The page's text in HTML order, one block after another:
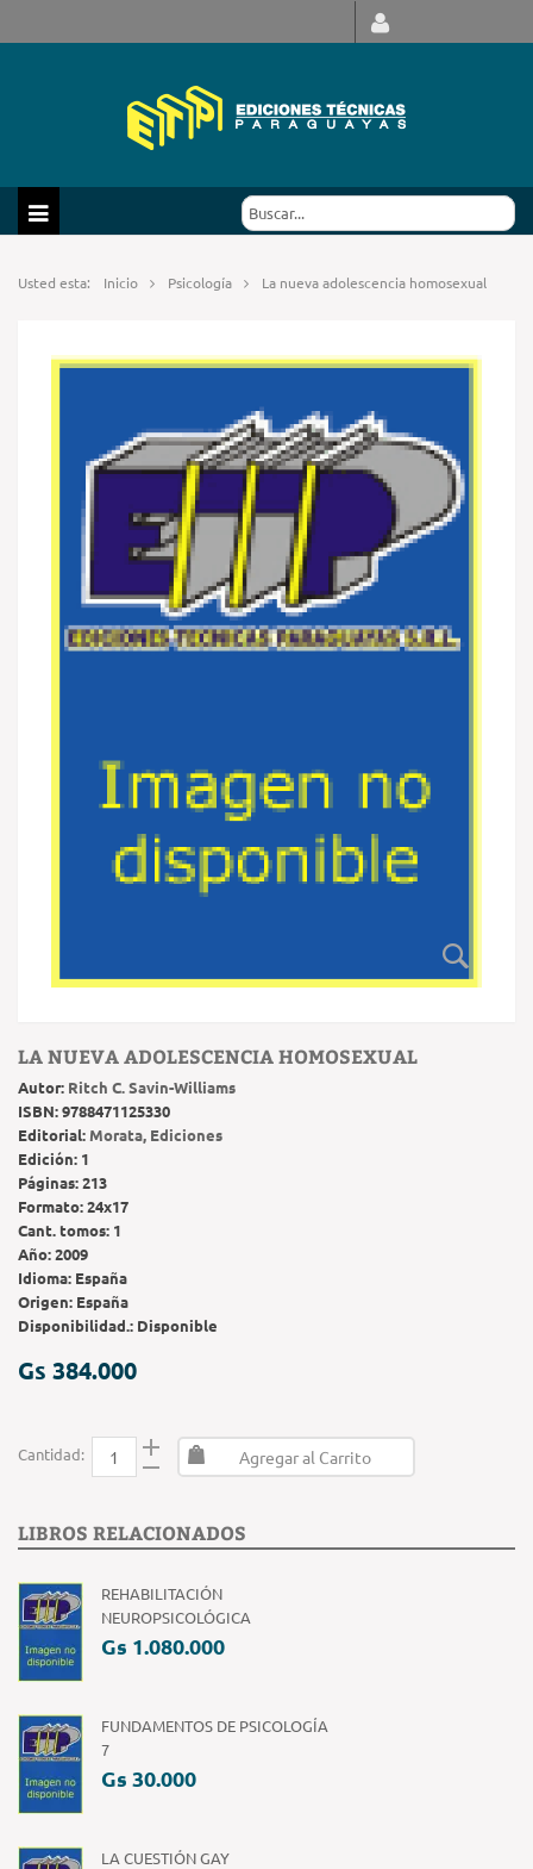
Usted esta: Inicio Psicología La nueva adolescencia homosexual
LA NUEVA ADOLESCENCIA HOMOSEXUAL
Autor: Ritch C. Savin-Williams
ISBN:9788471125330
Editorial: Morata, Ediciones
Edición: 1
Páginas:213
Formato:24x17
Cant. tomos: 1
Año:2009
Idioma: España
Origen: España
Disponibilidad.: Disponible
Gs 384.000
Cantidad: Agregar al Carrito
LIBROS RELACIONADOS
REHABILITACIÓN
NEUROPSICOLÓGICA
Gs 1.080.000
FUNDAMENTOS DE PSICOLOGÍA
7
Gs 30.000
LA CUESTIÓN GAY